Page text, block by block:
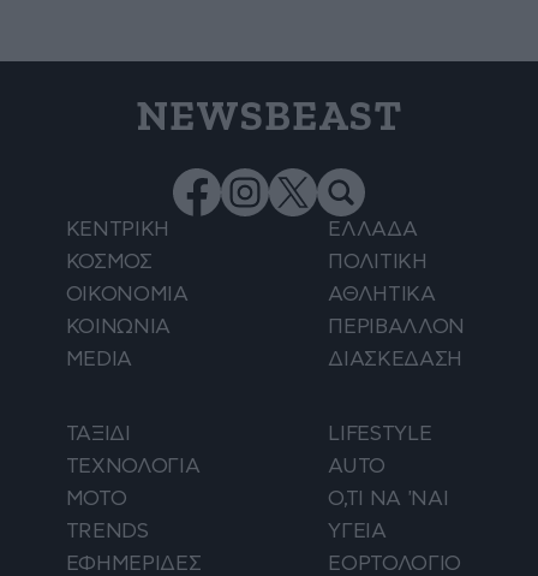
NEWSBEAST
ΚΕΝΤΡΙΚΗ
ΕΛΛΑΔΑ
ΚΟΣΜΟΣ
ΠΟΛΙΤΙΚΗ
ΟΙΚΟΝΟΜΙΑ
ΑΘΛΗΤΙΚΑ
ΚΟΙΝΩΝΙΑ
ΠΕΡΙΒΑΛΛΟΝ
MEDIA
ΔΙΑΣΚΕΔΑΣΗ
ΤΑΞΙΔΙ
LIFESTYLE
ΤΕΧΝΟΛΟΓΙΑ
AUTO
ΜΟΤΟ
Ο,ΤΙ ΝΑ 'ΝΑΙ
TRENDS
ΥΓΕΙΑ
ΕΦΗΜΕΡΙΔΕΣ
ΕΟΡΤΟΛΟΓΙΟ